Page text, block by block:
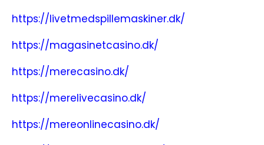
https://livetmedspillemaskiner.dk/
https://magasinetcasino.dk/
https://merecasino.dk/
https://merelivecasino.dk/
https://mereonlinecasino.dk/